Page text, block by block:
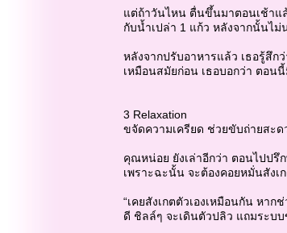
แต่ถ้าวันไหน ตื่นขึ้นมาตอนเช้าแ
กับน้ำเปล่า 1 แก้ว หลังจากนั้นไ
หลังจากปรับอาหารแล้ว เธอรู้สึก
เหมือนสมัยก่อน เธอบอกว่า ตอน
3 Relaxation
ขจัดความเครียด ช่วยขับถ่ายสะด
คุณหน่อย ยังเล่าอีกว่า ตอนไปปรึ
เพราะฉะนั้น จะต้องคอยหมั่นสังเ
“เคยสังเกตตัวเองเหมือนกัน หา
ดี ชิลล์ๆ จะเดินตัวปลิว แถมระบ